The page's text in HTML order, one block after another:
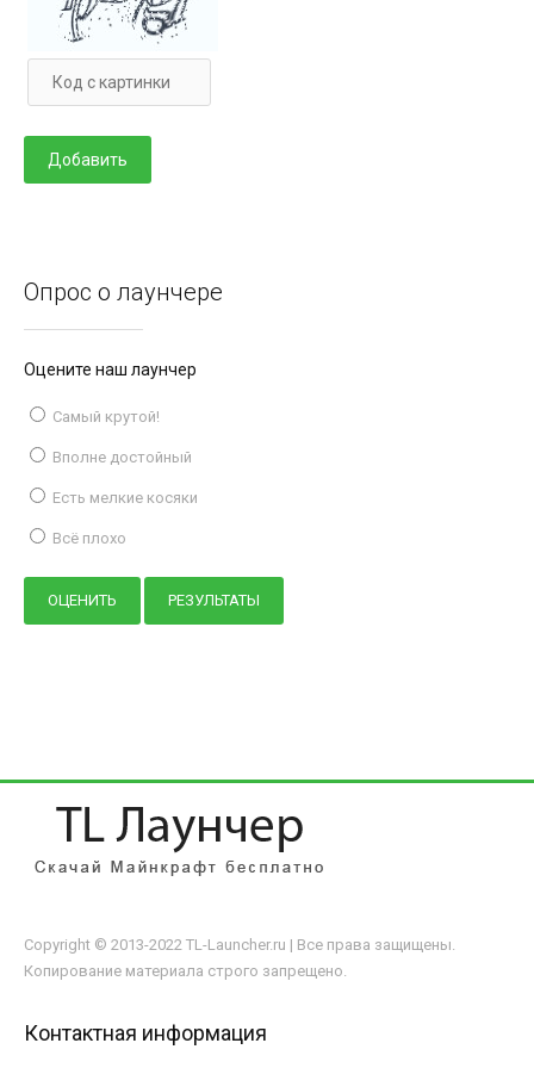
Опрос о лаунчере
Оцените наш лаунчер
Самый крутой!
Вполне достойный
Есть мелкие косяки
Всё плохо
Copyright © 2013-2022 TL-Launcher.ru | Все права защищены.
Копирование материала строго запрещено.
Контактная информация